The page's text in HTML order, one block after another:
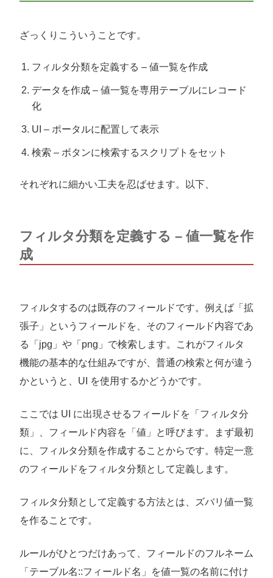
ざっくりこういうことです。
フィルタ分類を定義する – 値一覧を作成
データを作成 – 値一覧を専用テーブルにレコード
化
UI – ポータルに配置して表示
検索 – ボタンに検索するスクリプトをセット
それぞれに細かい工夫を忍ばせます。以下、
フィルタ分類を定義する – 値一覧を作
成
フィルタするのは既存のフィールドです。例えば「拡
張子」というフィールドを、そのフィールド内容であ
る「jpg」や「png」で検索します。これがフィルタ
機能の基本的な仕組みですが、普通の検索と何が違う
かというと、UI を使用するかどうかです。
ここでは UI に出現させるフィールドを「フィルタ分
類」、フィールド内容を「値」と呼びます。まず最初
に、フィルタ分類を作成することからです。特定一意
のフィールドをフィルタ分類として定義します。
フィルタ分類として定義する方法とは、ズバリ値一覧
を作ることです。
ルールがひとつだけあって、フィールドのフルネーム
「テーブル名::フィールド名」を値一覧の名前に付け